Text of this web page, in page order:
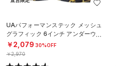
UAパフォーマンステック メッシュ
グラフィック 6インチ アンダーウェ
ア（トレーニング/MEN）
￥2,079 30%OFF
￥2,970